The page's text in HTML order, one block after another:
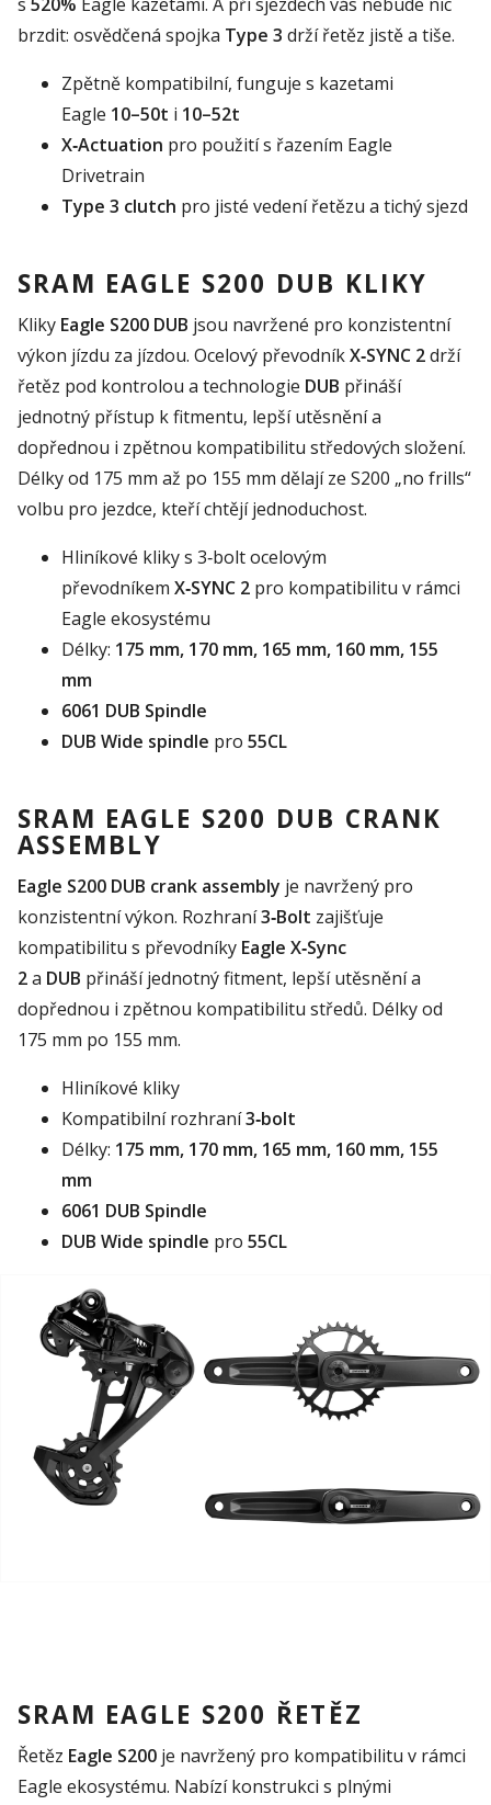
brzdit: osvědčená spojka Type 3 drží řetěz jistě a tiše.
Zpětně kompatibilní, funguje s kazetami
Eagle 10–50t i 10–52t
X‑Actuation pro použití s řazením Eagle
Drivetrain
Type 3 clutch pro jisté vedení řetězu a tichý sjezd
SRAM EAGLE S200 DUB KLIKY
Kliky Eagle S200 DUB jsou navržené pro konzistentní
výkon jízdu za jízdou. Ocelový převodníkX‑SYNC 2drží
řetěz pod kontrolou a technologie DUB přináší
jednotný přístup k fitmentu, lepší utěsnění a
dopřednou i zpětnou kompatibilitu středových složení.
Délky od 175 mm až po 155 mm dělají ze S200 „no frills“
volbu pro jezdce, kteří chtějí jednoduchost.
Hliníkové kliky s 3‑bolt ocelovým
převodníkem X‑SYNC 2 pro kompatibilitu v rámci
Eagle ekosystému
Délky: 175 mm, 170 mm, 165 mm, 160 mm, 155
mm
6061 DUB Spindle
DUB Wide spindle pro 55CL
SRAM EAGLE S200 DUB CRANK
ASSEMBLY
Eagle S200 DUB crank assembly je navržený pro
konzistentní výkon. Rozhraní3‑Bolt zajišťuje
kompatibilitu s převodníky Eagle X‑Sync
2a DUB přináší jednotný fitment, lepší utěsnění a
dopřednou i zpětnou kompatibilitu středů. Délky od
175 mm po 155 mm.
Hliníkové kliky
Kompatibilní rozhraní3‑bolt
Délky: 175 mm, 170 mm, 165 mm, 160 mm, 155
mm
6061 DUB Spindle
DUB Wide spindle pro 55CL
SRAM EAGLE S200 ŘETĚZ
Řetěz Eagle S200 je navržený pro kompatibilitu v rámci
Eagle ekosystému. Nabízí konstrukci s plnými